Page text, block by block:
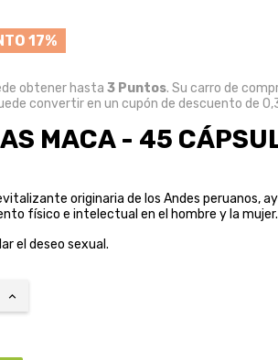
17%
obtener hasta 3 Puntos. Su carro de
convertir en un cupón de descuento de
MACA - 45
originaria de los Andes peruanos,
físico e intelectual en el hombre y la mujer.
el deseo sexual.